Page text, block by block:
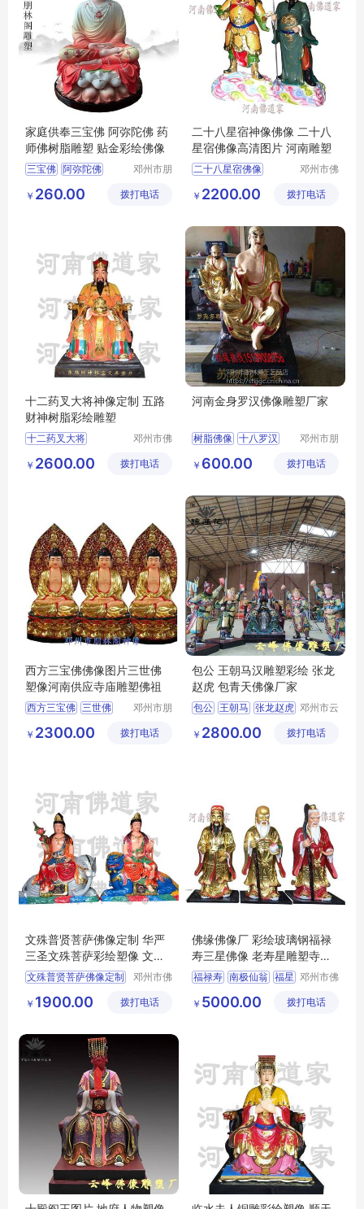
家庭供奉三宝佛 阿弥陀佛 药
师佛树脂雕塑 贴金彩绘佛像
三宝佛 阿弥陀佛
邓州市朋
品店
￥ 260.00 拨打电话
二十八星宿神像佛像 二十八
星宿佛像高清图片 河南雕塑
二十八星宿佛像
河南雕塑
邓州市佛
厂
￥ 2200.00 拨打电话
十二药叉大将神像定制 五路
财神树脂彩绘雕塑
十二药叉大将
河南佛道家
邓州市佛
厂
￥ 2600.00 拨打电话
河南金身罗汉佛像雕塑厂家
树脂佛像 十八罗汉
邓州市朋
品店
￥ 600.00 拨打电话
西方三宝佛佛像图片三世佛
塑像河南供应寺庙雕塑佛祖
西方三宝佛 三世佛
邓州市朋
品店
￥ 2300.00 拨打电话
包公 王朝马汉雕塑彩绘 张龙
赵虎 包青天佛像厂家
包公 王朝马 张龙赵虎 邓州市云
塑厂
￥ 2800.00 拨打电话
文殊普贤菩萨佛像定制 华严
三圣文殊菩萨彩绘塑像 文殊
师利法王子
文殊普贤菩萨佛像定制
文殊菩萨彩绘塑像
邓州市佛
厂
￥ 1900.00 拨打电话
佛缘佛像厂 彩绘玻璃钢福禄
寿三星佛像 老寿星雕塑寺庙
神
福禄寿 南极仙翁 福星 邓州市佛
厂
￥ 5000.00 拨打电话